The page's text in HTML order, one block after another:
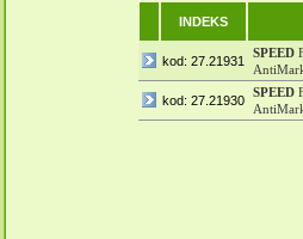
INDEKS
kod: 27.21931
SPEED
kod: 27.21930
SPEED